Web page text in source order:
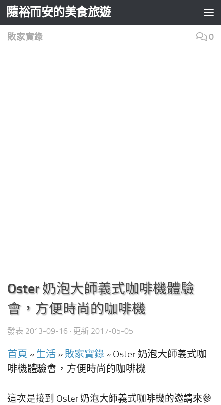
Skip to content
隨裕而安的美食旅遊
敗家實錄 0
Oster 奶泡大師義式咖啡機體驗
會，方便時尚的咖啡機
發表 2013-09-16 · 更新 2017-05-05
首頁 » 生活 » 敗家實錄 » Oster 奶泡大師義式咖
啡機體驗會，方便時尚的咖啡機
這次是接到 Oster 奶泡大師義式咖啡機的邀請來參